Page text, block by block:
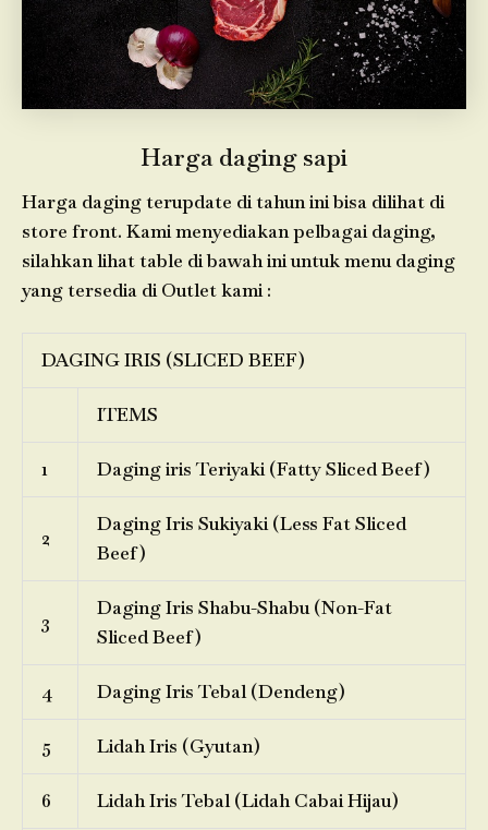
Harga daging sapi
Harga daging terupdate di tahun ini bisa dilihat di
store front. Kami menyediakan pelbagai daging,
silahkan lihat table di bawah ini untuk menu daging
yang tersedia di Outlet kami :
DAGING IRIS (SLICED BEEF)
ITEMS
1 Daging iris Teriyaki (Fatty Sliced Beef)
2
Daging Iris Sukiyaki (Less Fat Sliced
Beef)
3
Daging Iris Shabu-Shabu (Non-Fat
Sliced Beef)
4 Daging Iris Tebal (Dendeng)
5 Lidah Iris (Gyutan)
6 Lidah Iris Tebal (Lidah Cabai Hijau)